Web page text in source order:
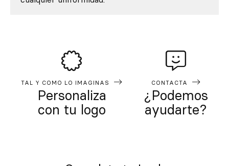
TAL Y COMO LO IMAGINAS
Personaliza
con tu logo
CONTACTA
¿Podemos
ayudarte?